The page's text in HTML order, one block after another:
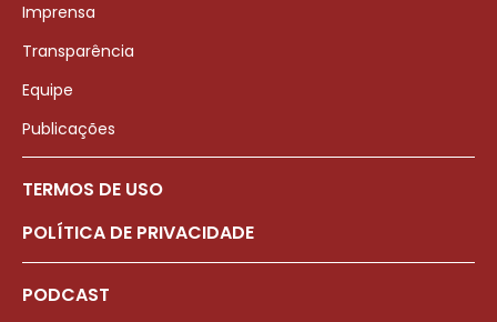
Imprensa
Transparência
Equipe
Publicações
TERMOS DE USO
POLÍTICA DE PRIVACIDADE
PODCAST